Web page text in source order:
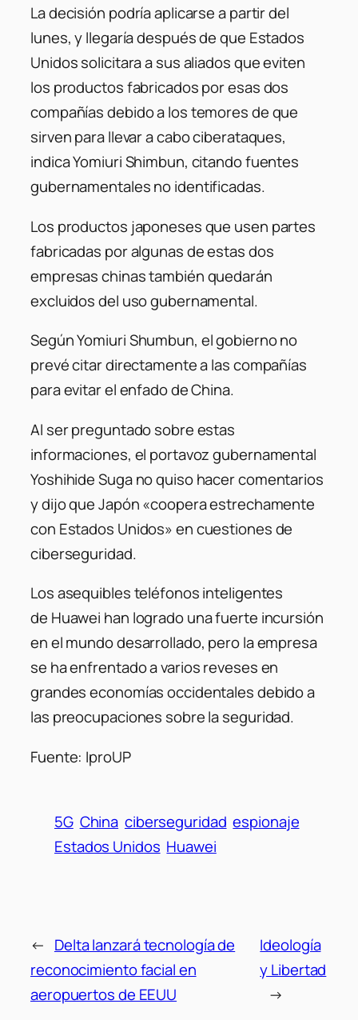
La decisión podría aplicarse a partir del
lunes, y llegaría después de que Estados
Unidos solicitara a sus aliados que eviten
los productos fabricados por esas dos
compañías debido a los temores de que
sirven para llevar a cabo ciberataques,
indica Yomiuri Shimbun, citando fuentes
gubernamentales no identificadas.
Los productos japoneses que usen partes
fabricadas por algunas de estas dos
empresas chinas también quedarán
excluidos del uso gubernamental.
Según Yomiuri Shumbun, el gobierno no
prevé citar directamente a las compañías
para evitar el enfado de China.
Al ser preguntado sobre estas
informaciones, el portavoz gubernamental
Yoshihide Suga no quiso hacer comentarios
y dijo que Japón «coopera estrechamente
con Estados Unidos» en cuestiones de
ciberseguridad.
Los asequibles teléfonos inteligentes
de Huawei han logrado una fuerte incursión
en el mundo desarrollado, pero la empresa
se ha enfrentado a varios reveses en
grandes economías occidentales debido a
las preocupaciones sobre la seguridad.
Fuente: IproUP
5G China ciberseguridad espionaje
Estados Unidos Huawei
← Delta lanzará tecnología de
reconocimiento facial en
aeropuertos de EEUU
Ideología
y Libertad
→